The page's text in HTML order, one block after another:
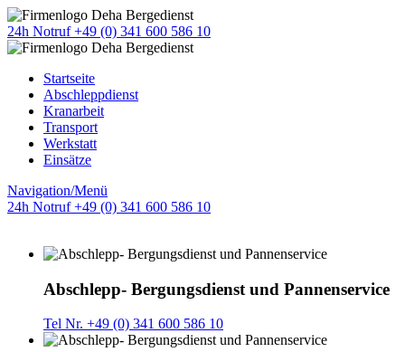
24h Notruf +49 (0) 341 600 586 10
Startseite
Abschleppdienst
Kranarbeit
Transport
Werkstatt
Einsätze
Navigation/Menü
24h Notruf +49 (0) 341 600 586 10
Abschlepp- Bergungsdienst und Pannenservice
Tel Nr. +49 (0) 341 600 586 10